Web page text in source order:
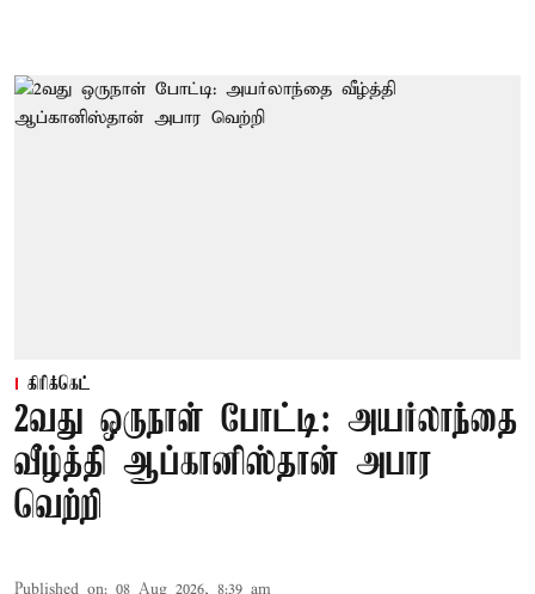
கிரிக்கெட்
2வது ஒருநாள் போட்டி: அயர்லாந்தை
வீழ்த்தி ஆப்கானிஸ்தான் அபார
வெற்றி